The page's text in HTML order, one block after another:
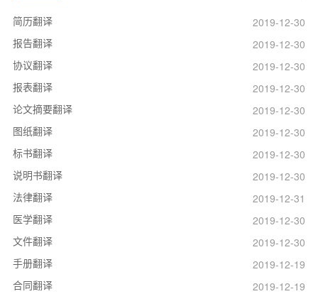
简历翻译
2019-12-30
报告翻译
2019-12-30
协议翻译
2019-12-30
报表翻译
2019-12-30
论文摘要翻译
2019-12-30
图纸翻译
2019-12-30
标书翻译
2019-12-30
说明书翻译
2019-12-30
法律翻译
2019-12-31
医学翻译
2019-12-30
文件翻译
2019-12-30
手册翻译
2019-12-19
合同翻译
2019-12-19